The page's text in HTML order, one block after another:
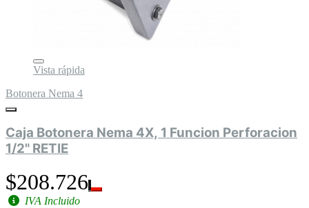
Vista rápida
Botonera Nema 4
Caja Botonera Nema 4X, 1 Funcion Perforacion
1/2" RETIE
$208.726
IVA Incluido